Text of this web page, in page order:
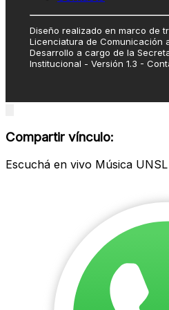
Diseño realizado en marco de
Licenciatura de Comunicación
Desarrollo a cargo de la
Institucional - Versión 1.3 -
modal
Compartir vínculo:
Escuchá en vivo Música UNSL